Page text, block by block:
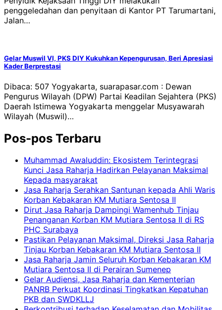
penggeledahan dan penyitaan di Kantor PT Tarumartani,
Jalan…
Gelar Muswil VI, PKS DIY Kukuhkan Kepengurusan, Beri Apresiasi
Kader Berprestasi
Dibaca: 507 Yogyakarta, suarapasar.com : Dewan
Pengurus Wilayah (DPW) Partai Keadilan Sejahtera (PKS)
Daerah Istimewa Yogyakarta menggelar Musyawarah
Wilayah (Muswil)…
Pos-pos Terbaru
Muhammad Awaluddin: Ekosistem Terintegrasi
Kunci Jasa Raharja Hadirkan Pelayanan Maksimal
Kepada masyarakat
Jasa Raharja Serahkan Santunan kepada Ahli Waris
Korban Kebakaran KM Mutiara Sentosa II
Dirut Jasa Raharja Dampingi Wamenhub Tinjau
Penanganan Korban KM Mutiara Sentosa II di RS
PHC Surabaya
Pastikan Pelayanan Maksimal, Direksi Jasa Raharja
Tinjau Korban Kebakaran KM Mutiara Sentosa II
Jasa Raharja Jamin Seluruh Korban Kebakaran KM
Mutiara Sentosa II di Perairan Sumenep
Gelar Audiensi, Jasa Raharja dan Kementerian
PANRB Perkuat Koordinasi Tingkatkan Kepatuhan
PKB dan SWDKLLJ